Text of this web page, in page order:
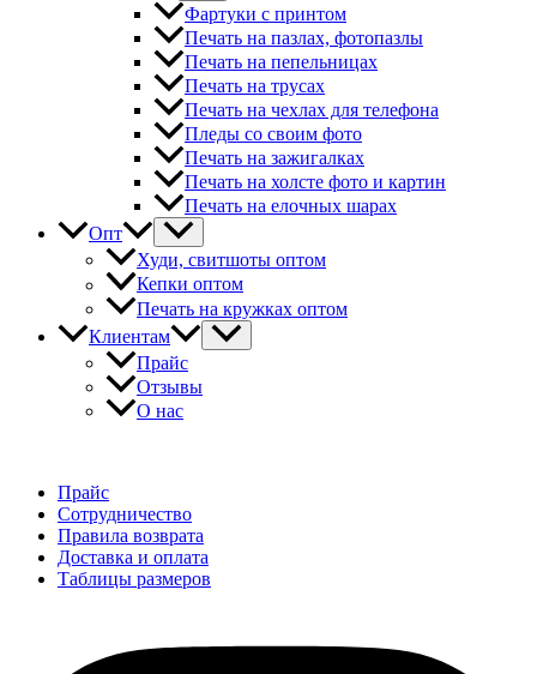
Фартуки с принтом
Печать на пазлах, фотопазлы
Печать на пепельницах
Печать на трусах
Печать на чехлах для телефона
Пледы со своим фото
Печать на зажигалках
Печать на холсте фото и картин
Печать на елочных шарах
Опт
Худи, свитшоты оптом
Кепки оптом
Печать на кружках оптом
Клиентам
Прайс
Отзывы
О нас
Прайс
Сотрудничество
Правила возврата
Доставка и оплата
Таблицы размеров